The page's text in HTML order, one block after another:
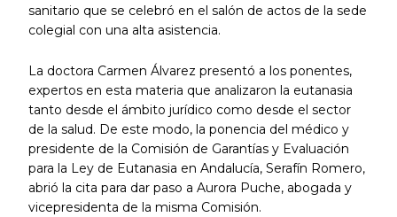
sanitario que se celebró en el salón de actos de la sede
colegial con una alta asistencia.
La doctora Carmen Álvarez presentó a los ponentes,
expertos en esta materia que analizaron la eutanasia
tanto desde el ámbito jurídico como desde el sector
de la salud. De este modo, la ponencia del médico y
presidente de la Comisión de Garantías y Evaluación
para la Ley de Eutanasia en Andalucía, Serafín Romero,
abrió la cita para dar paso a Aurora Puche, abogada y
vicepresidenta de la misma Comisión.